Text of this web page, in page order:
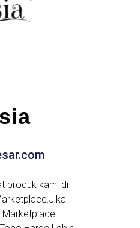
produk kami di
Marketplace